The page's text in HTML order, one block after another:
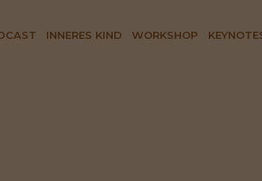
INNERES KIND WORKSHOP